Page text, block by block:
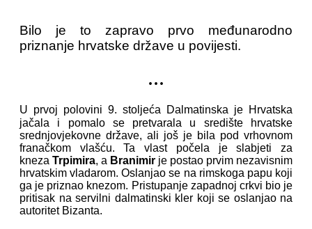
Bilo je to zapravo prvo međunarodno
priznanje hrvatske države u povijesti.
...
U prvoj polovini 9. stoljeća Dalmatinska je Hrvatska
jačala i pomalo se pretvarala u središte hrvatske
srednjovjekovne države, ali još je bila pod vrhovnom
franačkom vlašću. Ta vlast počela je slabjeti za
kneza Trpimira, a Branimir je postao prvim nezavisnim
hrvatskim vladarom. Oslanjao se na rimskoga papu koji
ga je priznao knezom. Pristupanje zapadnoj crkvi bio je
pritisak na servilni dalmatinski kler koji se oslanjao na
autoritet Bizanta.